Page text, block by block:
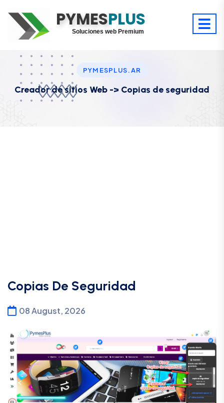
PYMESPLUS
Soluciones web Premium
Soporte premium 24/7
PYMESPLUS.AR
Creador de sitios Web -> Copias de seguridad
Copias De Seguridad
08 August, 2026